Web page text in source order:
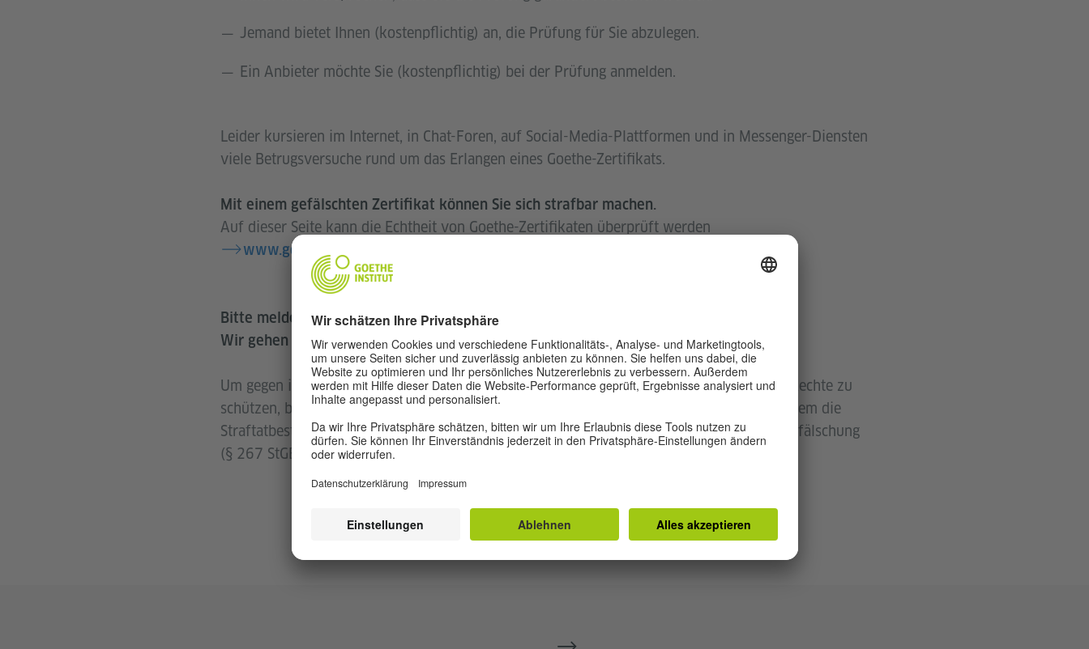
Jemand bietet Ihnen (kostenpflichtig) an, die Prüfung für Sie abzulegen.
Ein Anbieter möchte Sie (kostenpflichtig) bei der Prüfung anmelden.
Leider kursieren im Internet, in Chat-Foren, auf Social-Media-Plattformen und in Messenger-Diensten
viele Betrugsversuche rund um das Erlangen eines Goethe-Zertifikats.
Mit einem gefälschten Zertifikat können Sie sich strafbar machen.
Auf dieser Seite kann die Echtheit von Goethe-Zertifikaten überprüft werden
www.goethe.de/verify
Bitte melden Sie daher alles Verdächtige an
Wir gehen jeder Meldung gründlich nach.
Um gegen illegale Angebote von gefälschten Goethe-Zertifikaten vorzugehen und unsere Rechte zu
schützen, behalten wir uns vor, Strafanzeige zu erstatten. In Betracht kommen unter anderem die
Straftatbestände der Kennzeichenverletzung (§§ 143, 143a MarkenG) sowie der Urkundenfälschung
(§ 267 StGB).